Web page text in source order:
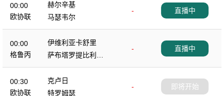
00:00
欧协联
赫尔辛基
-
马瑟韦尔
直播中
00:00
格鲁丙
伊维利亚卡舒里
-
萨布塔罗提比利锡
B队
直播中
00:30
欧协联
克卢日
-
特罗姆瑟
即将开始